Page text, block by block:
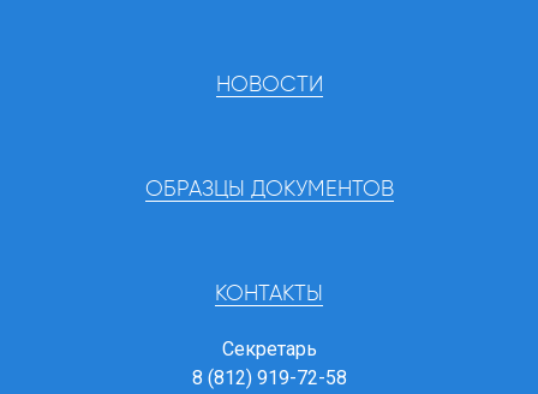
НОВОСТИ
ОБРАЗЦЫ ДОКУМЕНТОВ
КОНТАКТЫ
Секретарь
8 (812) 919-72-58